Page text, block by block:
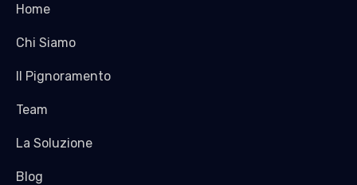
Home
Chi Siamo
Il Pignoramento
Team
La Soluzione
Blog